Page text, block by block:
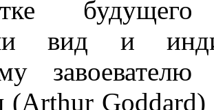
вид и
(Arthur